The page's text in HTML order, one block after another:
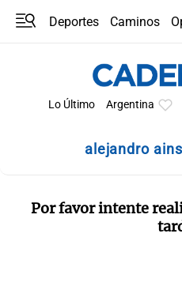
Deportes Caminos
Lo Último Argentina
alejandro
Por favor intente